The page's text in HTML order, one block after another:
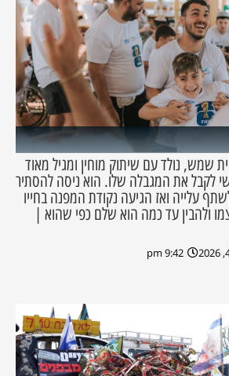
(בן 10) מבית שמש, נולד עם שיתוק מוחין ומגיל מאוד
לקבל את המגבלה שלו. הוא ניסה להסתיר
עלייה ואז הגיעה נקודת המפנה בחייו
ולהבין עד כמה הוא שלם כפי שהוא |
9:42 pm